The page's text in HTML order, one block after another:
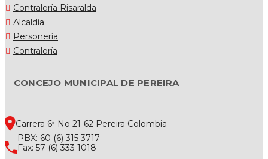
Contraloría Risaralda
Alcaldía
Personería
Contraloría
CONCEJO MUNICIPAL DE PEREIRA
Carrera 6ª No 21-62 Pereira Colombia
PBX: 60 (6) 315 3717
Fax: 57 (6) 333 1018